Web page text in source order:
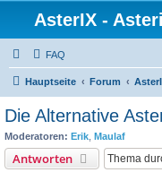
AsterIX -
FAQ
Hauptseite Forum
Die Alternative
Moderatoren: Erik Maulaf
Antworten